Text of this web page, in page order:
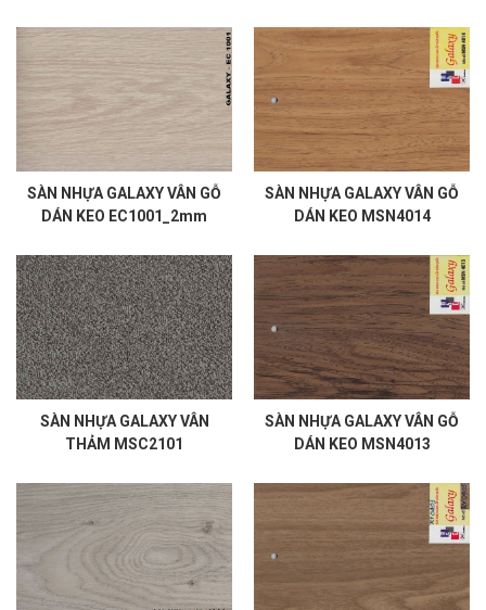
SÀN NHỰA GALAXY VÂN GỖ
DÁN KEO EC1001_2mm
SÀN NHỰA GALAXY VÂN GỖ
DÁN KEO MSN4014
SÀN NHỰA GALAXY VÂN
THẢM MSC2101
SÀN NHỰA GALAXY VÂN GỖ
DÁN KEO MSN4013